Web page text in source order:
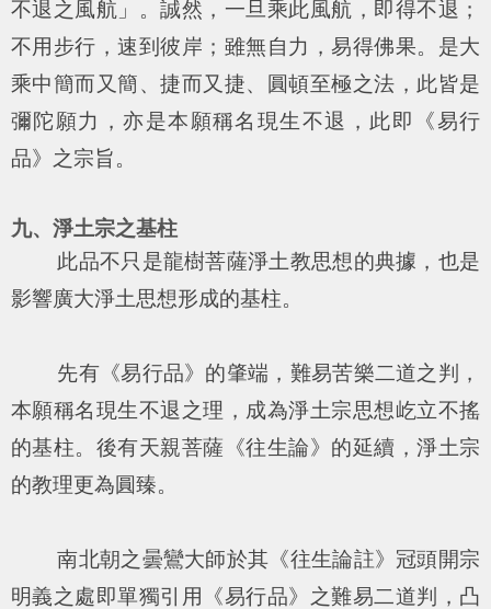
不退之風航」。誠然，一旦乘此風航，即得不退；
不用步行，速到彼岸；雖無自力，易得佛果。是大
乘中簡而又簡、捷而又捷、圓頓至極之法，此皆是
彌陀願力，亦是本願稱名現生不退，此即《易行
品》之宗旨。
九、淨土宗之基柱
此品不只是龍樹菩薩淨土教思想的典據，也是
影響廣大淨土思想形成的基柱。
先有《易行品》的肇端，難易苦樂二道之判，
本願稱名現生不退之理，成為淨土宗思想屹立不搖
的基柱。後有天親菩薩《往生論》的延續，淨土宗
的教理更為圓臻。
南北朝之曇鸞大師於其《往生論註》冠頭開宗
明義之處即單獨引用《易行品》之難易二道判，凸